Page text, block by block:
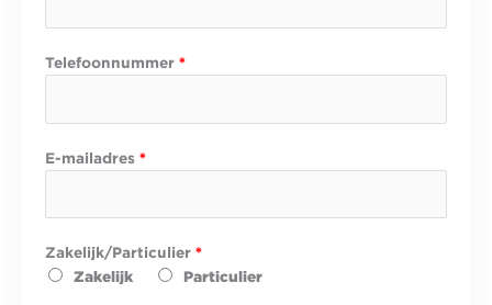
Telefoonnummer *
O
p
r
E-mailadres *
Zakelijk/Particulier *
Zakelijk
Particulier